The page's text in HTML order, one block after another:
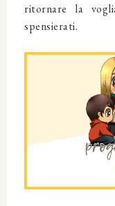
ritornare la
spensierati.